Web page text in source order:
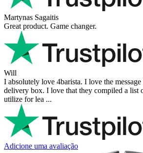
Martynas Sagaitis
Great product. Game changer.
Will
I absolutely love 4barista. I love the
delivery box. I love that they compiled a list
utilize for lea ...
Adicione uma avaliação